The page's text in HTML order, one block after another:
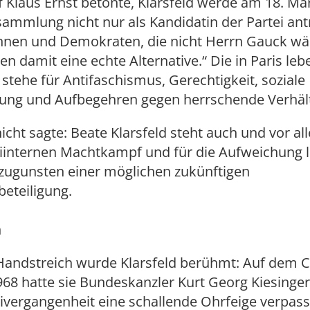
nicht nur als Kandidatin der Partei
und Demokraten, die nicht Herrn Gauck
damit eine echte Alternative.“ Die in Paris
für Antifaschismus, Gerechtigkeit, soziale
und Aufbegehren gegen herrschende
sagte: Beate Klarsfeld steht auch und vor
Machtkampf und für die Aufweichung
einer möglichen zukünftigen
wurde Klarsfeld berühmt: Auf dem
hatte sie Bundeskanzler Kurt Georg
eine schallende Ohrfeige